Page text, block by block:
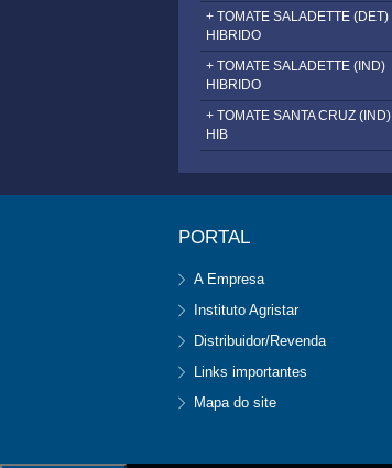
+ TOMATE SALADETTE (DET)
HIBRIDO
+ TOMATE SALADETTE (IND)
HIBRIDO
+ TOMATE SANTA CRUZ (IND)
HIB
PORTAL
A Empresa
Instituto Agristar
Distribuidor/Revenda
Links importantes
Mapa do site